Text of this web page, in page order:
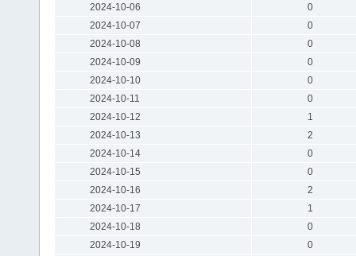
2024-10-06
0
2024-10-07
0
2024-10-08
0
2024-10-09
0
2024-10-10
0
2024-10-11
0
2024-10-12
1
2024-10-13
2
2024-10-14
0
2024-10-15
0
2024-10-16
2
2024-10-17
1
2024-10-18
0
2024-10-19
0